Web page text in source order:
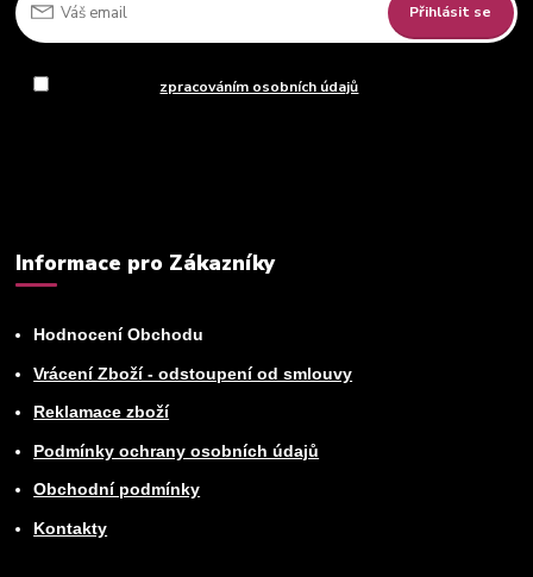
Přihlásit se
zpracováním osobních údajů
Informace pro Zákazníky
Hodnocení Obchodu
Vrácení Zboží - odstoupení od smlouvy
Reklamace zboží
Podmínky ochrany osobních údajů
Obchodní podmínky
Kontakty